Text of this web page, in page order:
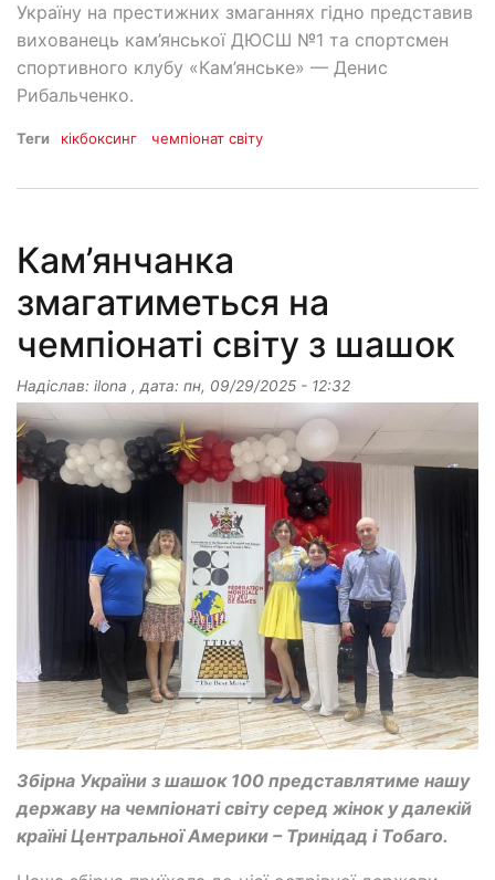
Україну на престижних змаганнях гідно представив
вихованець кам’янської ДЮСШ №1 та спортсмен
спортивного клубу «Кам’янське» — Денис
Рибальченко.
Теги кікбоксинг чемпіонат світу
Кам’янчанка
змагатиметься на
чемпіонаті світу з шашок
Надіслав: ilona , дата: пн, 09/29/2025 - 12:32
Збірна України з шашок 100 представлятиме нашу
державу на чемпіонаті світу серед жінок у далекій
країні Центральної Америки – Тринідад і Тобаго.